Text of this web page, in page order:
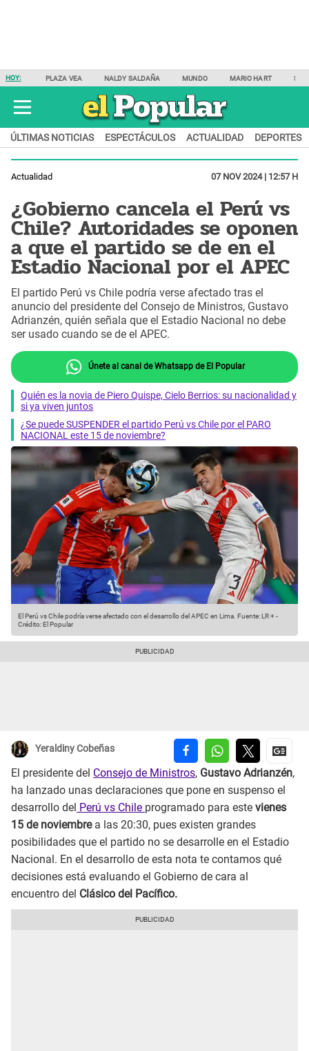
HOY: PLAZA VEA NALDY SALDAÑA MUNDO MARIO HART
ÚLTIMAS NOTICIAS ESPECTÁCULOS ACTUALIDAD DEPORTES
Actualidad 07 NOV 2024 | 12:57 H
¿Gobierno cancela el Perú vs
Chile? Autoridades se oponen
a que el partido se de en el
Estadio Nacional por el APEC
El partido Perú vs Chile podría verse afectado tras el
anuncio del presidente del Consejo de Ministros, Gustavo
Adrianzén, quién señala que el Estadio Nacional no debe
ser usado cuando se de el APEC.
Únete al canal de Whatsapp de El Popular
Quién es la novia de Piero Quispe, Cielo Berrios: su nacionalidad y
si ya viven juntos
¿Se puede SUSPENDER el partido Perú vs Chile por el PARO
NACIONAL este 15 de noviembre?
El Perú vs Chile podría verse afectado con el desarrollo del APEC en Lima. Fuente: LR +-
Crédito: El Popular
Yeraldiny Cobeñas
El presidente del Consejo de Ministros, Gustavo Adrianzén,
ha lanzado unas declaraciones que pone en suspenso el
desarrollo del Perú vs Chile programado para este vienes
15 de noviembrea las 20:30, pues existen grandes
posibilidades que el partido no se desarrolle en el Estadio
Nacional. En el desarrollo de esta nota te contamos qué
decisiones está evaluando el Gobierno de cara al
encuentro del Clásico del Pacífico.